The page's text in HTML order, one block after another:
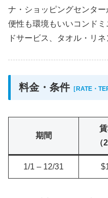
ナ・ショッピングセンタ
便性も環境もいいコンド
ドサービス、タオル・リ
料金・条件［RATE・
期間
（
1/1 – 12/31